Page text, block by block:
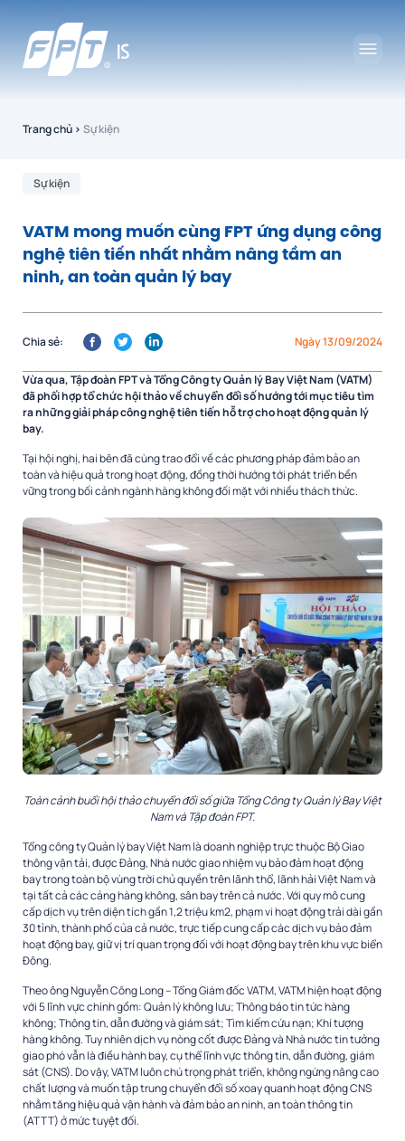
Trang chủ › Sự kiện
Sự kiện
VATM mong muốn cùng FPT ứng dụng công
nghệ tiên tiến nhất nhằm nâng tầm an
ninh, an toàn quản lý bay
Ngày 13/09/2024
Chia sẻ:
Vừa qua, Tập đoàn FPT và Tổng Công ty Quản lý Bay Việt Nam (VATM)
đã phối hợp tổ chức hội thảo về chuyển đổi số hướng tới mục tiêu tìm
ra những giải pháp công nghệ tiên tiến hỗ trợ cho hoạt động quản lý
bay.
Tại hội nghị, hai bên đã cùng trao đổi về các phương pháp đảm bảo an
toàn và hiệu quả trong hoạt động, đồng thời hướng tới phát triển bền
vững trong bối cảnh ngành hàng không đối mặt với nhiều thách thức.
Toàn cảnh buổi hội thảo chuyển đổi số giữa Tổng Công ty Quản lý Bay Việt
Nam và Tập đoàn FPT.
Tổng công ty Quản lý bay Việt Nam là doanh nghiệp trực thuộc Bộ Giao
thông vận tải, được Đảng, Nhà nước giao nhiệm vụ bảo đảm hoạt động
bay trong toàn bộ vùng trời chủ quyền trên lãnh thổ, lãnh hải Việt Nam và
tại tất cả các cảng hàng không, sân bay trên cả nước. Với quy mô cung
cấp dịch vụ trên diện tích gần 1,2 triệu km2, phạm vi hoạt động trải dài gần
30 tỉnh, thành phố của cả nước, trực tiếp cung cấp các dịch vụ bảo đảm
hoạt động bay, giữ vị trí quan trọng đối với hoạt động bay trên khu vực biển
Đông.
với 5 lĩnh vực chính gồm: Quản lý không lưu; Thông báo tin tức hàng
không; Thông tin, dẫn đường và giám sát; Tìm kiếm cứu nạn; Khí tượng
hàng không. Tuy nhiên dịch vụ nòng cốt được Đảng và Nhà nước tin tưởng
giao phó vẫn là điều hành bay, cụ thể lĩnh vực thông tin, dẫn đường, giám
sát (CNS). Do vậy, VATM luôn chú trọng phát triển, không ngừng nâng cao
chất lượng và muốn tập trung chuyển đổi số xoay quanh hoạt động CNS
nhằm tăng hiệu quả vận hành và đảm bảo an ninh, an toàn thông tin
(ATTT) ở mức tuyệt đối.